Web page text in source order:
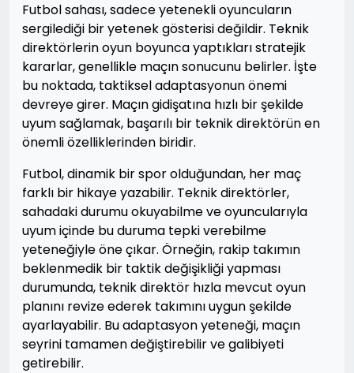
Futbol sahası, sadece yetenekli oyuncuların
sergilediği bir yetenek gösterisi değildir. Teknik
direktörlerin oyun boyunca yaptıkları stratejik
kararlar, genellikle maçın sonucunu belirler. İşte
bu noktada, taktiksel adaptasyonun önemi
devreye girer. Maçın gidişatına hızlı bir şekilde
uyum sağlamak, başarılı bir teknik direktörün en
önemli özelliklerinden biridir.
Futbol, dinamik bir spor olduğundan, her maç
farklı bir hikaye yazabilir. Teknik direktörler,
sahadaki durumu okuyabilme ve oyuncularıyla
uyum içinde bu duruma tepki verebilme
yeteneğiyle öne çıkar. Örneğin, rakip takımın
beklenmedik bir taktik değişikliği yapması
durumunda, teknik direktör hızla mevcut oyun
planını revize ederek takımını uygun şekilde
ayarlayabilir. Bu adaptasyon yeteneği, maçın
seyrini tamamen değiştirebilir ve galibiyeti
getirebilir.